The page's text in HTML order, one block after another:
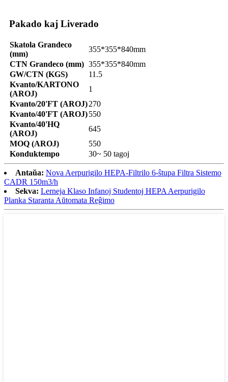
Pakado kaj Liverado
Skatola Grandeco
(mm)
355*355*840mm
CTN Grandeco (mm) 355*355*840mm
GW/CTN (KGS)
11.5
Kvanto/KARTONO
(AROJ)
1
Kvanto/20'FT (AROJ)270
Kvanto/40'FT (AROJ)550
Kvanto/40'HQ
(AROJ)
645
MOQ (AROJ)
550
Konduktempo
30~ 50 tagoj
Antaŭa: Nova Aerpurigilo HEPA-Filtrilo 6-ŝtupa Filtra Sistemo
CADR 150m3/h
Sekva: Lerneja Klaso Infanoj Studentoj HEPA Aerpurigilo
Planka Staranta Aŭtomata Reĝimo